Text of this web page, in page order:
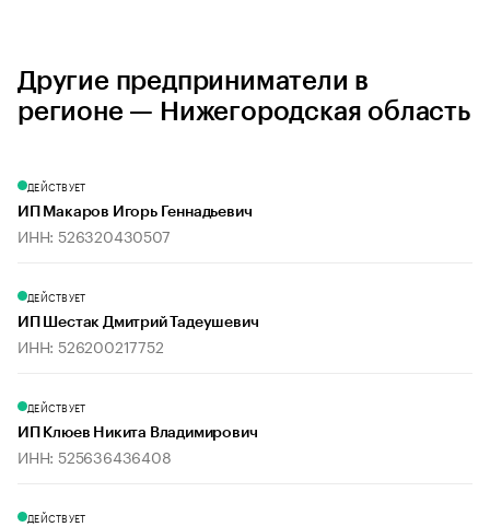
Другие предприниматели в
регионе — Нижегородская область
ДЕЙСТВУЕТ
ИП Макаров Игорь Геннадьевич
ИНН: 526320430507
ДЕЙСТВУЕТ
ИП Шестак Дмитрий Тадеушевич
ИНН: 526200217752
ДЕЙСТВУЕТ
ИП Клюев Никита Владимирович
ИНН: 525636436408
ДЕЙСТВУЕТ